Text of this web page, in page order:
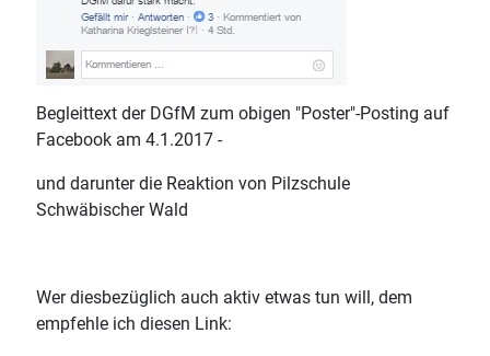
Begleittext der DGfM zum obigen "Poster"-Posting auf
Facebook am 4.1.2017 -
und darunter die Reaktion von Pilzschule
Schwäbischer Wald
Wer diesbezüglich auch aktiv etwas tun will, dem
empfehle ich diesen Link: